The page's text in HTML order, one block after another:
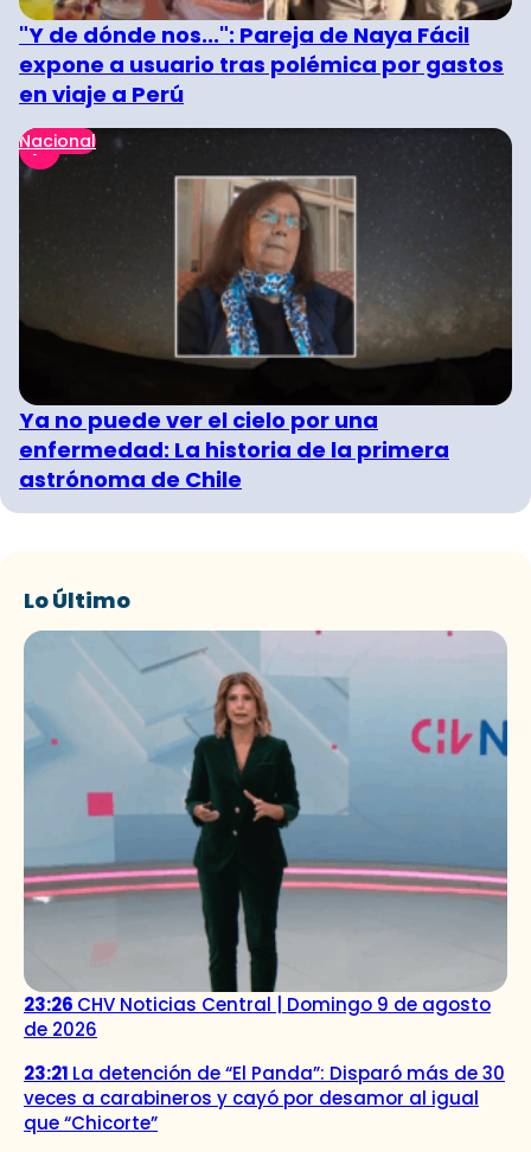
"Y de dónde nos...": Pareja de Naya Fácil
expone a usuario tras polémica por gastos
en viaje a Perú
Nacional
Ya no puede ver el cielo por una
enfermedad: La historia de la primera
astrónoma de Chile
Lo Último
23:26 CHV Noticias Central | Domingo 9 de agosto
de 2026
23:21 La detención de “El Panda”: Disparó más de 30
veces a carabineros y cayó por desamor al igual
que “Chicorte”